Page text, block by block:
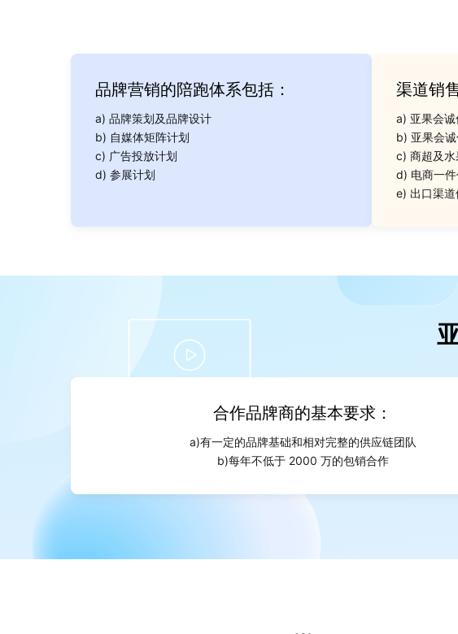
品牌营销的陪跑体系包括：
a) 品牌策划及品牌设计
b) 自媒体矩阵计划
c) 广告投放计划
d) 参展计划
渠道销
a) 亚果会
b) 亚果会
c) 商超及水
d) 电商一
e) 出口渠道
合作品牌商的基本要求：
a)有一定的品牌基础和相对完整的供应链团队
b)每年不低于 2000 万的包销合作